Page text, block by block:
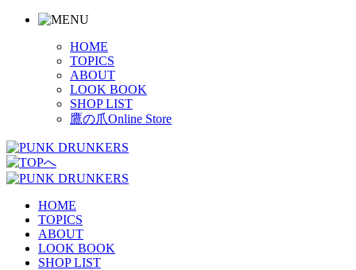
HOME
TOPICS
ABOUT
LOOK BOOK
SHOP LIST
鷹の爪Online Store
HOME
TOPICS
ABOUT
LOOK BOOK
SHOP LIST